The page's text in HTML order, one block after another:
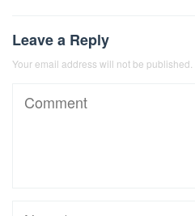
Leave a Reply
Your email address will not be published.